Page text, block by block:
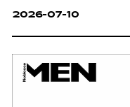
2026-07-10